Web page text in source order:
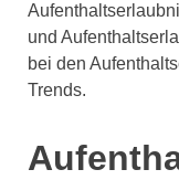
und
bei den
Trends.